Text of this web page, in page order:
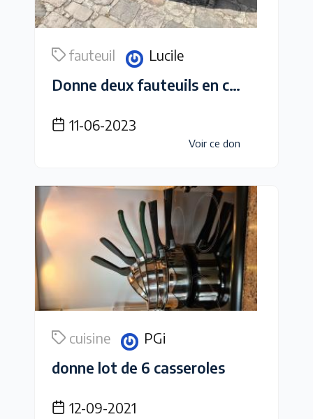
fauteuil Lucile
Donne deux fauteuils en cuir noir très confortables
11-06-2023
Voir ce don
cuisine PGi
donne lot de 6 casseroles
12-09-2021